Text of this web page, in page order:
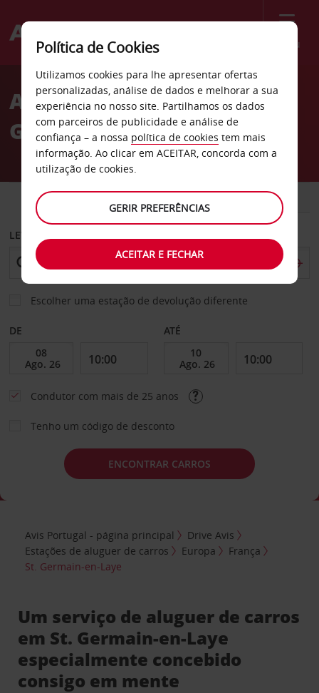
Menu
Welcome
AvisAluguer de carros St.
Germain-en-Laye
CARRO COMERCIAIS
LEVANTAR EM
Escolher uma estação de devolução diferente
DE ATÉ
Condutor com mais de 25 anos
Tenho um código de desconto
ENCONTRAR CARROS
Avis Portugal - página principal
Drive Avis
Estações de aluguer de carros
Europa
França
St. Germain-en-Laye
Um serviço de aluguer de carros
em St. Germain-en-Laye
especialmente concebido
consigo em mente
Política de Cookies
Utilizamos cookies para lhe apresentar ofertas
personalizadas, análise de dados e melhorar a sua
experiência no nosso site. Partilhamos os dados
com parceiros de publicidade e análise de
confiança – a nossa política de cookies tem mais
informação. Ao clicar em ACEITAR, concorda com a
utilização de cookies.
GERIR PREFERÊNCIAS
ACEITAR E FECHAR